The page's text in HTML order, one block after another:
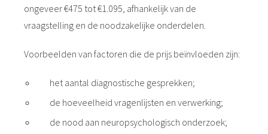
ongeveer €475 tot €1.095, afhankelijk van de
vraagstelling en de noodzakelijke onderdelen.
Voorbeelden van factoren die de prijs beïnvloeden zijn:
het aantal diagnostische gesprekken;
de hoeveelheid vragenlijsten en verwerking;
de nood aan neuropsychologisch onderzoek;